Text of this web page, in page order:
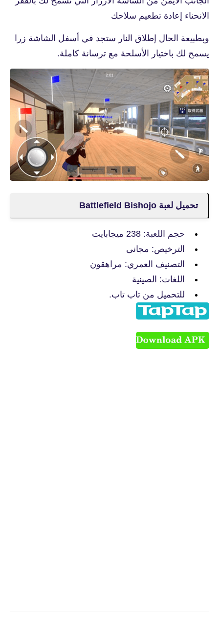
الانحناء إعادة تطعيم سلاحك
وبطبيعة الحال إطلاق النار ستجد في أسفل الشاشة زرا
يسمح لك باختيار الأسلحة مع ترسانة كاملة.
تحميل لعبة Battlefield Bishojo
حجم اللعبة: 238 ميجابايت
الترخيص: مجانى
التصنيف العمري: مراهقون
اللغات: الصينية
للتحميل من تاب تاب.